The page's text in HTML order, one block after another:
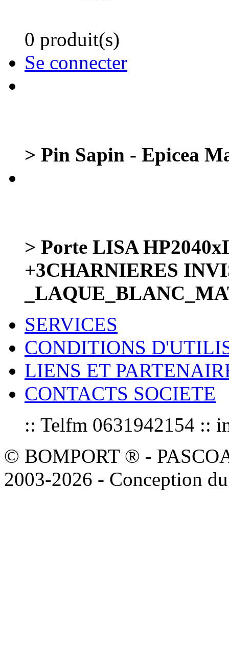
0 produit(s)
Se connecter
> Pin Sapin - Epicea
> Porte LISA
+3CHARNIERES
SERVICES
CONDITIONS
LIENS ET
CONTACTS SOCIETE
:: Telfm 0631942154 ::
© BOMPORT ® -
2003-2026 - Conception